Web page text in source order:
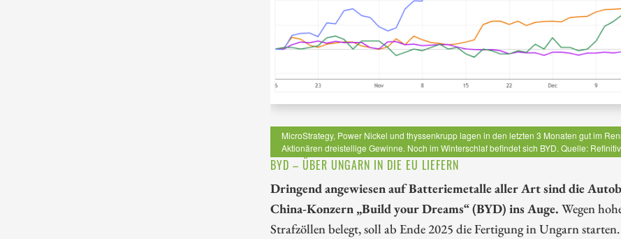
MicroStrategy, Power Nickel und thyssenkrupp lagen in den letzten 3 Monaten gut im
Aktionären dreistellige Gewinne. Noch im Winterschlaf befindet sich BYD. Quelle:
BYD – ÜBER UNGARN IN DIE EU LIEFERN
Dringend angewiesen auf Batteriemetalle aller Art sind die
China-Konzern „Build your Dreams“ (BYD) ins Auge. Wegen
Strafzöllen belegt, soll ab Ende 2025 die Fertigung in Ungarn